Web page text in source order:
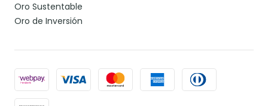
Oro Sustentable
Oro de Inversión